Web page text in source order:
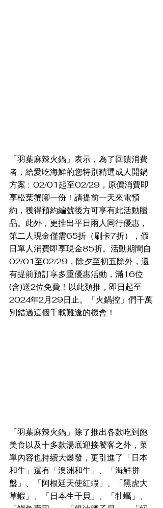
「羽葉麻辣火鍋」表示，為了回饋消費
者，給愛吃海鮮的您特別精選成人開鍋
方案 :  02/01起至02/29，原價消費即
享松葉蟹腳一份！請提前一天來電預
約，獲得預約編號後方可享有此活動贈
品。此外，更推出平日兩人同行優惠，
第二人現金僅需65折（刷卡7折），假
日單人消費即享現金85折。活動期間自
02/01至02/29，除夕至初五除外，還
有提前預訂享多重優惠活動，滿16位
(含)送2位免費！以此類推，即日起至
2024年2月29日止。「火鍋控」們千萬
別錯過這個千載難逢的機會！
「羽葉麻辣火鍋」除了推出各款吃到飽
美食以及十多款湯底迎接饕客之外，菜
單內容也持續大爆發，更引進了「日本
和牛」還有「澳洲和牛」、「海鮮拼
盤」、「阿根廷天使紅蝦」、「黑虎大
草蝦」、「日本生干貝」、「牡蠣」、